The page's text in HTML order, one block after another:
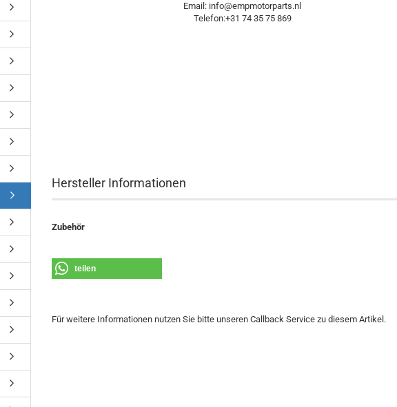
Email: info@empmotorparts.nl
Telefon:+31 74 35 75 869
Hersteller Informationen
Zubehör
teilen
Für weitere Informationen nutzen Sie bitte unseren Callback Service zu diesem Artikel.